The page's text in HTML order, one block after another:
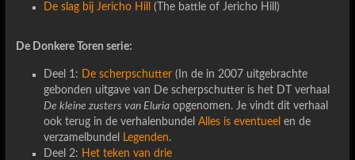
De slag bij Jericho Hill
(The battle of Jericho Hill)
De Donkere Toren serie:
Deel 1: De scherpschutter (In de in 2007 uitgebrachte
gebonden uitgave van De scherpschutter is het DT verhaal
De kleine zusters van Eluriaopgenomen. Je vindt dit verhaal
ook terug in de verhalenbundel Alles is eventueel en de
verzamelbundel
Legenden.
Deel 2: Het teken van drie